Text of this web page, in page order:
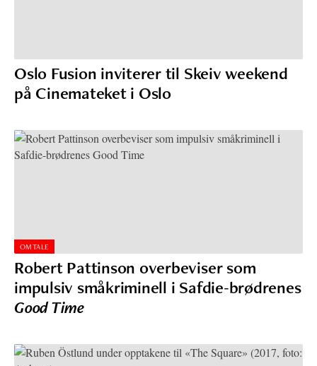
Oslo Fusion inviterer til Skeiv weekend
på Cinemateket i Oslo
OMTALE
Robert Pattinson overbeviser som
impulsiv småkriminell i Safdie-brødrenes
Good Time